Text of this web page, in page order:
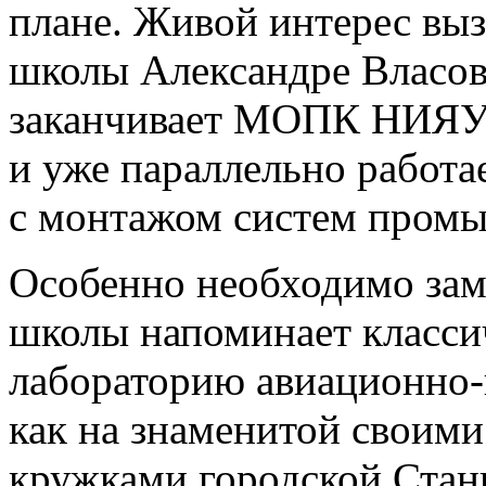
плане. Живой интерес
школы Александре
заканчивает МОПК
и уже параллельно
с монтажом систем
Особенно необходимо
школы напоминает
лабораторию
как на знаменитой